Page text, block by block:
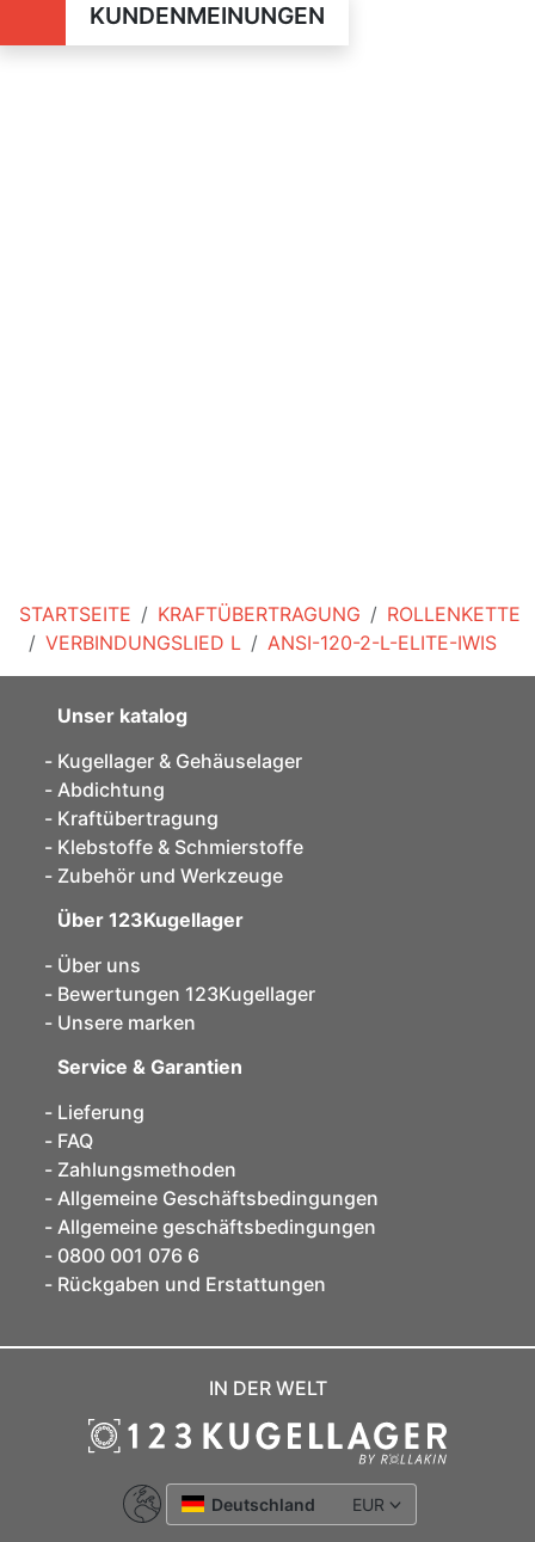
STARTSEITE KRAFTÜBERTRAGUNG
ROLLENKETTE
VERBINDUNGSLIED L
ANSI-120-2-L-ELITE-IWIS
KUNDENMEINUNGEN
Unser katalog
Kugellager & Gehäuselager
Abdichtung
Kraftübertragung
Klebstoffe & Schmierstoffe
Zubehör und Werkzeuge
Über 123Kugellager
Über uns
Bewertungen 123Kugellager
Unsere marken
Service & Garantien
Lieferung
FAQ
Zahlungsmethoden
Allgemeine Geschäftsbedingungen
Allgemeine geschäftsbedingungen
0800 001 076 6
Rückgaben und Erstattungen
IN DER WELT
Deutschland EUR